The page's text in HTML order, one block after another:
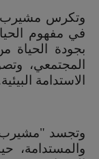
وتكرس مشيرب
في مفهوم
بجودة الحياة
المجتمعي،
الاستدامة
وتجسد "مشيرب
والمستدامة،